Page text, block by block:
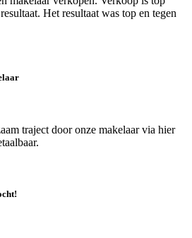
Het resultaat was top en tegen
traject door onze makelaar via hier